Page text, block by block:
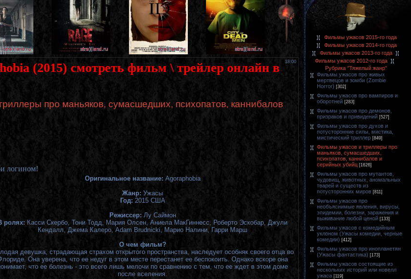
18:00
(2015) смотреть фильм \ трейлер онлайн в
про маньяков, сумасшедших, психопатов, каннибалов
логином!
Оригинальное название:Agoraphobia
Жанр: Ужасы
Год: 2015 США
Режиссер: Лу Саймон
ролях: Касси Скербо, Тони Тодд, Мария Олсен, Аниела МакГиннесс, Роберто Эскобар, Джули
Кендалл, Джема Калеро, Adam Brudnicki, Марио Налини, Гарри Марш
О чем фильм?
девушка, страдающая страхом открытого пространства, наследует особняк своего отца во
Она уверена, что ее недуг в этом месте перестанет ее беспокоить. Однако вскоре она
что ее болезнь - это всего лишь мелочи по сравнению с тем, что ее ждет в этом доме
после вселения.
Фильмы ужасов 2015-го года
Фильмы ужасов 2014-го года
Фильмы ужасов 2013-го года
Фильмы ужасов 2012-го года
Рубрика "Тяжелый жанр"
Фильмы ужасов про живых
мертвецов и зомби (Zombie
Horror) [302]
Фильмы ужасов про вампиров и
оборотней [283]
Фильмы ужасов про демонов,
призраков и привидений [527]
Фильмы ужасов про духов и
потусторонние силы, мистика,
мистический триллер [849]
Фильмы ужасов и триллеры про
маньяков, сумасшедших,
психопатов, каннибалов и
серийных убийц [1626]
Фильмы ужасов про мутантов,
чудовищ, животных, аномальных
тварей и существ из
потусторонних миров [811]
Фильмы ужасов про
необъяснимые явления, вирусы,
эпидемии, болезни, заражения и
выживание любой ценой [133]
Фильмы ужасов с комедийным
уклоном (Ужасы комедии, черные
комедии) [412]
Фильмы ужасов про инопланетян
(Ужасы фантастика) [173]
Фильмы ужасов состоящие из
нескольких историй или новелл
ужаса [119]